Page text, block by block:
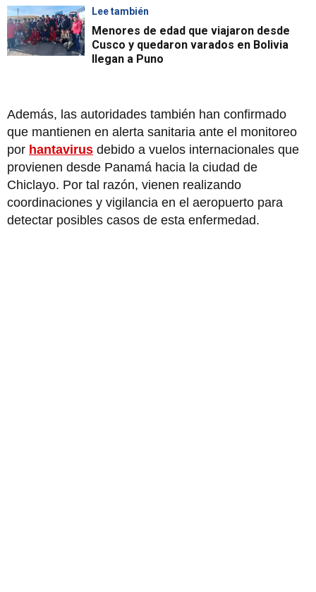
Lee también
Menores de edad que viajaron desde
Cusco y quedaron varados en Bolivia
llegan a Puno
Además, las autoridades también han confirmado
que mantienen en alerta sanitaria ante el monitoreo
por hantavirus debido a vuelos internacionales que
provienen desde Panamá hacia la ciudad de
Chiclayo. Por tal razón, vienen realizando
coordinaciones y vigilancia en el aeropuerto para
detectar posibles casos de esta enfermedad.